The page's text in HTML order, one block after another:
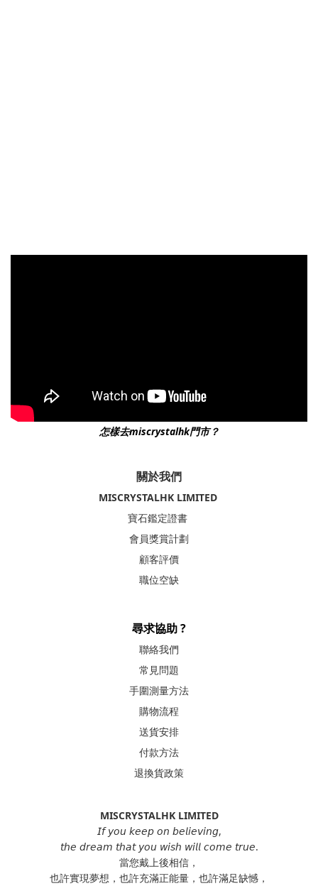
怎樣去miscrystalhk門市？
關於我們
MISCRYSTALHK LIMITED
寶石鑑定證書
會員獎賞計劃
顧客評價
職位空缺
尋求協助 ?
聯絡我們
常見問題
手圍測量方法
購物流程
送貨安排
付款方法
退換貨政策
MISCRYSTALHK LIMITED
𝘐𝘧 𝘺𝘰𝘶 𝘬𝘦𝘦𝘱 𝘰𝘯 𝘣𝘦𝘭𝘪𝘦𝘷𝘪𝘯𝘨,
𝘵𝘩𝘦 𝘥𝘳𝘦𝘢𝘮 𝘵𝘩𝘢𝘵 𝘺𝘰𝘶 𝘸𝘪𝘴𝘩 𝘸𝘪𝘭𝘭 𝘤𝘰𝘮𝘦 𝘵𝘳𝘶𝘦.
當您戴上後相信，
也許實現夢想，也許充滿正能量，也許滿足缺憾，